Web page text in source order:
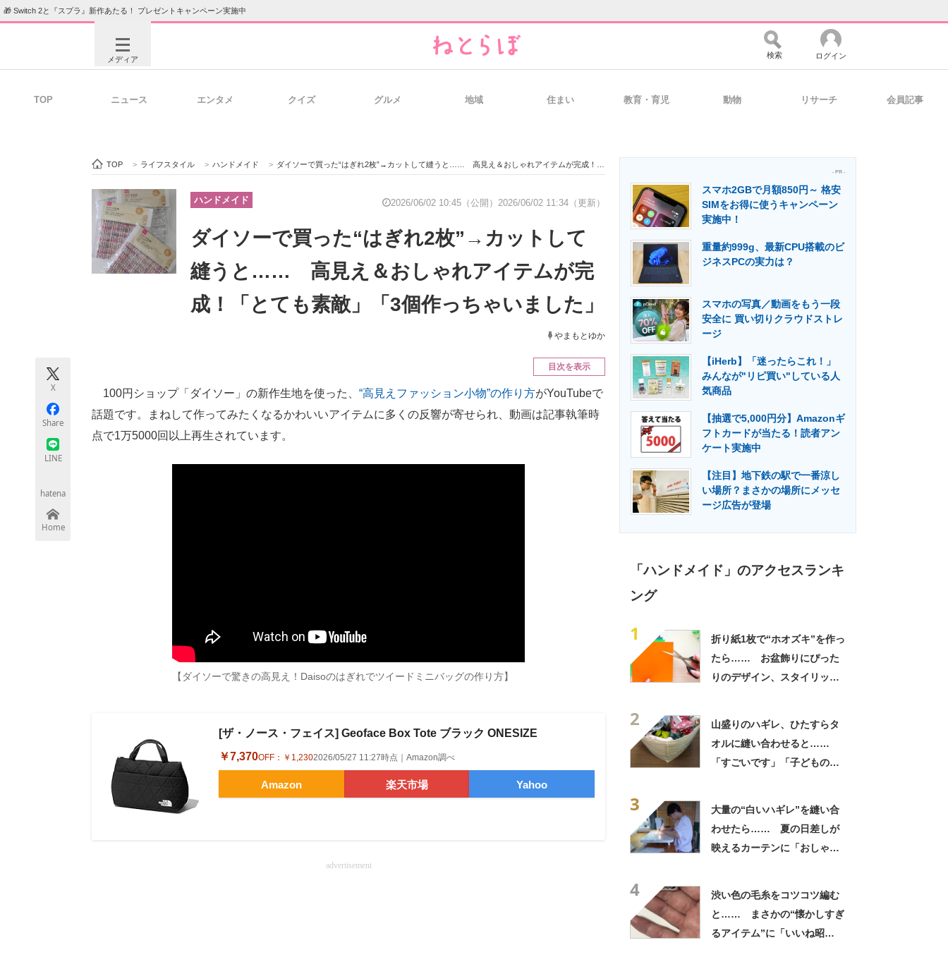
🎁 Switch 2と『スプラ』新作あたる！ プレゼントキャンペーン実施中
メディア
ビジネスと働き方のヒント 経営リーダーのコミュニティ マーケ×ITの今がよく分かる
ITエンジニア向け専門サイト 企業向けIT製品の総合サイト 製造業のIT導入・活用を支援
エネルギーの専門メディア 建設×テクノロジーの最前線
ちょっと気になるネットの話題
検索 ログイン
TOP ニュース エンタメ クイズ グルメ 地域 住まい 教育・育児 動物 リサーチ 会員記事
TOP > ライフスタイル > ハンドメイド > ダイソーで買った“はぎれ2枚”→カットして縫うと…… 高見え＆おしゃれアイテムが完成！「とても素敵」「3個作っちゃいました」
ハンドメイド 2026/06/02 10:45（公開） 2026/06/02 11:34（更新）
ダイソーで買った“はぎれ2枚”→カットして
縫うと…… 高見え＆おしゃれアイテムが完
成！「とても素敵」「3個作っちゃいました」
やまもとゆか
X
Share
LINE
hatena
Home
目次を表示
100円ショップ「ダイソー」の新作生地を使った、 “高見えファッション小物”の作り方がYouTubeで
話題です。まねして作ってみたくなるかわいいアイテムに多くの反響が寄せられ、動画は記事執筆時
点で1万5000回以上再生されています。
【ダイソーで驚きの高見え！Daisoのはぎれでツイードミニバッグの作り方】
[ザ・ノース・フェイス] Geoface Box Tote ブラック ONESIZE
￥7,370OFF： ￥1,2302026/05/27 11:27時点｜Amazon調べ
Amazon 楽天市場 Yahoo
advertisement
- PR -
スマホ2GBで月額850円～ 格安
SIMをお得に使うキャンペーン
実施中！
重量約999g、最新CPU搭載のビ
ジネスPCの実力は？
スマホの写真／動画をもう一段
安全に 買い切りクラウドストレ
ージ
【iHerb】「迷ったらこれ！」
みんなが"リピ買い"している人
気商品
【抽選で5,000円分】Amazonギ
フトカードが当たる！読者アン
ケート実施中
【注目】地下鉄の駅で一番涼し
い場所？まさかの場所にメッセ
ージ広告が登場
「ハンドメイド」のアクセスランキ
ング
1
折り紙1枚で“ホオズキ”を作っ
たら…… お盆飾りにぴった
りのデザイン、スタイリッシ
2
山盛りのハギレ、ひたすらタ
オルに縫い合わせると……
「すごいです」「子どもの服
3
大量の“白いハギレ”を縫い合
わせたら…… 夏の日差しが
映えるカーテンに「おしゃ
4
渋い色の毛糸をコツコツ編む
と…… まさかの“懐かしすぎ
るアイテム”に「いいね昭